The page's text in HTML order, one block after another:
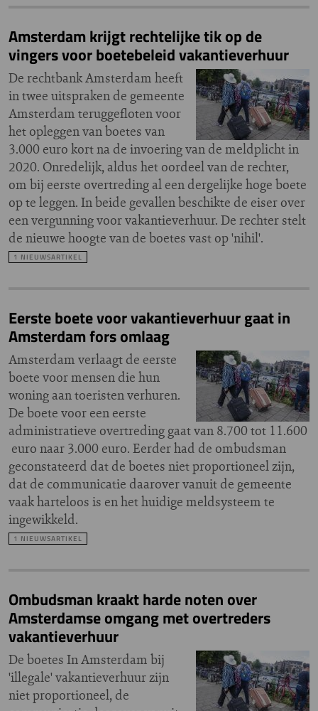
Amsterdam krijgt rechtelijke tik op de
vingers voor boetebeleid vakantieverhuur
De rechtbank Amsterdam heeft
in twee uitspraken de gemeente
Amsterdam teruggefloten voor
het opleggen van boetes van
3.000 euro kort na de invoering van de meldplicht in
2020. Onredelijk, aldus het oordeel van de rechter,
om bij eerste overtreding al een dergelijke hoge boete
op te leggen. In beide gevallen beschikte de eiser over
een vergunning voor vakantieverhuur. De rechter stelt
de nieuwe hoogte van de boetes vast op 'nihil'.
1 NIEUWSARTIKEL
Eerste boete voor vakantieverhuur gaat in
Amsterdam fors omlaag
Amsterdam verlaagt de eerste
boete voor mensen die hun
woning aan toeristen verhuren.
De boete voor een eerste
administratieve overtreding gaat van 8.700 tot 11.600
euro naar 3.000 euro. Eerder had de ombudsman
geconstateerd dat de boetes niet proportioneel zijn,
dat de communicatie daarover vanuit de gemeente
vaak harteloos is en het huidige meldsysteem te
ingewikkeld.
1 NIEUWSARTIKEL
Ombudsman kraakt harde noten over
Amsterdamse omgang met overtreders
vakantieverhuur
De boetes In Amsterdam bij
'illegale' vakantieverhuur zijn
niet proportioneel, de